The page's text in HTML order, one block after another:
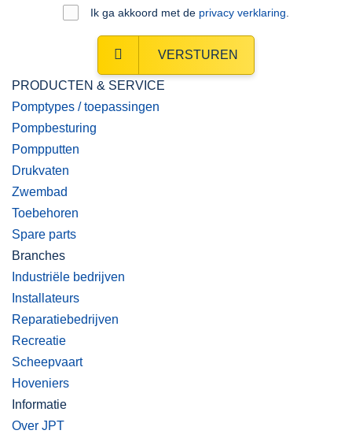
Ik ga akkoord met de privacy verklaring
VERSTUREN
PRODUCTEN & SERVICE
Pomptypes / toepassingen
Pompbesturing
Pompputten
Drukvaten
Zwembad
Toebehoren
Spare parts
Branches
Industriële bedrijven
Installateurs
Reparatiebedrijven
Recreatie
Scheepvaart
Hoveniers
Informatie
Over JPT